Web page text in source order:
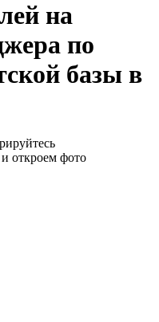
на
по
базы в
откроем фото